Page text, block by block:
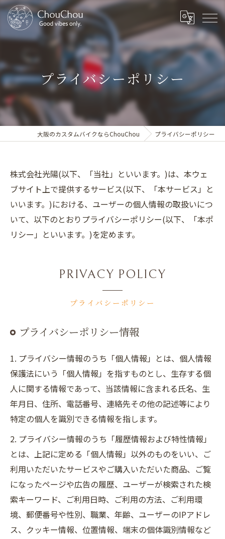
プライバシーポリシー
大阪のカスタムバイクならChouChou プライバシーポリシー
株式会社光陽(以下、「当社」といいます。)は、本ウェ
ブサイト上で提供するサービス(以下、「本サービス」と
いいます。)における、ユーザーの個人情報の取扱いにつ
いて、以下のとおりプライバシーポリシー(以下、「本ポ
リシー」といいます。)を定めます。
プライバシーポリシー
PRIVACY POLICY
プライバシーポリシー情報
1. プライバシー情報のうち「個人情報」とは、個人情報
保護法にいう「個人情報」を指すものとし、生存する個
人に関する情報であって、当該情報に含まれる氏名、生
年月日、住所、電話番号、連絡先その他の記述等により
特定の個人を識別できる情報を指します。
2. プライバシー情報のうち「履歴情報および特性情報」
とは、上記に定める「個人情報」以外のものをいい、ご
利用いただいたサービスやご購入いただいた商品、ご覧
になったページや広告の履歴、ユーザーが検索された検
索キーワード、ご利用日時、ご利用の方法、ご利用環
境、郵便番号や性別、職業、年齢、ユーザーのIPアドレ
ス、クッキー情報、位置情報、端末の個体識別情報など